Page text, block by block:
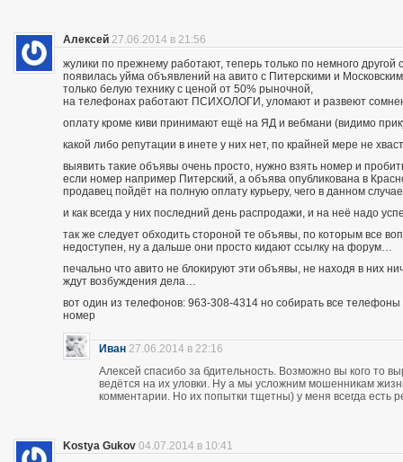
Алексей 27.06.2014 в 21:56
жулики по прежнему работают, теперь только по немного другой
появилась уйма объявлений на авито с Питерскими и
только белую технику с ценой от 50% рыночной,
на телефонах работают ПСИХОЛОГИ, уломают и развеют
оплату кроме киви принимают ещё на ЯД и вебмани (видимо
какой либо репутации в инете у них нет, по крайней мере не
выявить такие объявы очень просто, нужно взять номер и
если номер например Питерский, а объява опубликована в
продавец пойдёт на полную оплату курьеру, чего в данном
и как всегда у них последний день распродажи, и на неё надо
так же следует обходить стороной те объявы, по которым все
недоступен, ну а дальше они просто кидают ссылку на форум…
печально что авито не блокируют эти объявы, не находя в них
ждут возбуждения дела…
вот один из телефонов: 963-308-4314 но собирать все
номер
Иван 27.06.2014 в 22:16
Алексей спасибо за бдительность. Возможно вы кого то
ведётся на их уловки. Ну а мы усложним мошенникам
комментарии. Но их попытки тщетны) у меня всегда есть
Kostya Gukov 04.07.2014 в 10:41